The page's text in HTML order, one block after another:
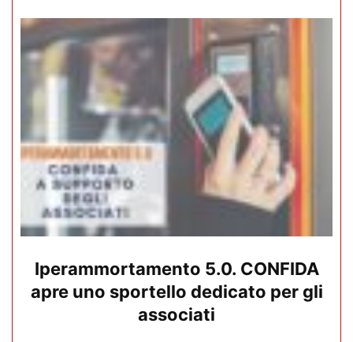
Iperammortamento 5.0. CONFIDA
apre uno sportello dedicato per gli
associati